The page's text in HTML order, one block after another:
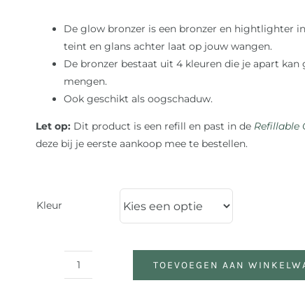
De glow bronzer is een bronzer en hightlighter
teint en glans achter laat op jouw wangen.
De bronzer bestaat uit 4 kleuren die je apart
mengen.
Ook geschikt als oogschaduw.
Let op: Dit product is een refill en past in de Refillable
deze bij je eerste aankoop mee te bestellen.
Kleur
Glow
TOEVOEGEN AAN